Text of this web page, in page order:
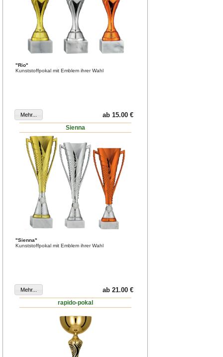
"Rio"
Kunststoffpokal mit Emblem ihrer Wahl
ab 15.00 €
Sienna
"Sienna"
Kunststoffpokal mit Emblem ihrer Wahl
ab 21.00 €
rapido-pokal